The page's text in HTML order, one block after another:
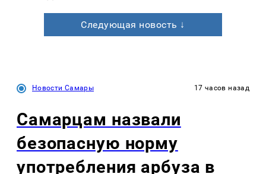
Следующая новость ↓
Новости Самары 17 часов назад
Самарцам назвали
безопасную норму
употребления арбуза в